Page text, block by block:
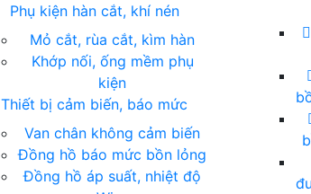
Phụ kiện hàn cắt, khí nén
Mỏ cắt, rùa cắt, kìm hàn
Khớp nối, ống mềm phụ
kiện
Thiết bị cảm biến, báo mức
Van chân không cảm biến
Đồng hồ báo mức bồn lỏng
Đồng hồ áp suất, nhiệt độ